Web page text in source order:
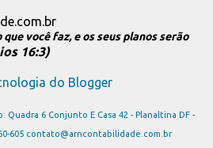
você faz, e os seus planos serão
16:3)
do Blogger
Quadra 6 Conjunto E Casa 42 - Planaltina DF -
605 contato@arncontabilidade.com.br